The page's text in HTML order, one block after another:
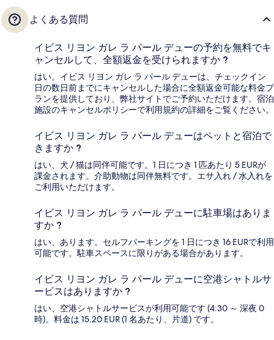
よくある質問
イビス リヨン ガレ ラ パール デューの予約を無料でキ
ャンセルして、全額返金を受けられますか ?
はい。イビス リヨン ガレ ラ パール デューは、チェックイン
日の数日前までにキャンセルした場合に全額返金可能な料金プ
ランを提供しており、弊社サイトでご予約いただけます。宿泊
施設のキャンセルポリシーで利用規約の詳細をご覧ください。
イビス リヨン ガレ ラ パール デューはペットと宿泊で
きますか ?
はい、犬 / 猫は同伴可能です。1 日につき 1 匹あたり 5 EURが
課金されます。介助動物は同伴無料です。エサ入れ / 水入れを
ご利用いただけます。
イビス リヨン ガレ ラ パール デューに駐車場はありま
すか ?
はい、あります。セルフパーキングを 1 日につき 16 EURで利用
可能です。駐車スペースに限りがある場合があります。
イビス リヨン ガレ ラ パール デューに空港シャトルサ
ービスはありますか ?
はい、空港シャトルサービスが利用可能です (4:30 ～ 深夜 0
時)。料金は 15.20 EUR (1 名あたり、片道) です。